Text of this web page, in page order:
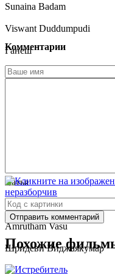
Sunaina Badam
Viswant Duddumpudi
Ганеш
Абхинав Гоматам
Сатья
Вирти Вагхани
Amrutham Vasu
Шридеви Виджаякумар
Комментарии
Отправить комментарий
Похожие